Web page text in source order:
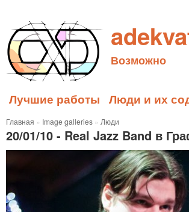
Возможно
Лучшие работы Люди и их
Главная » Image galleries » Люди
20/01/10 - Real Jazz Band в